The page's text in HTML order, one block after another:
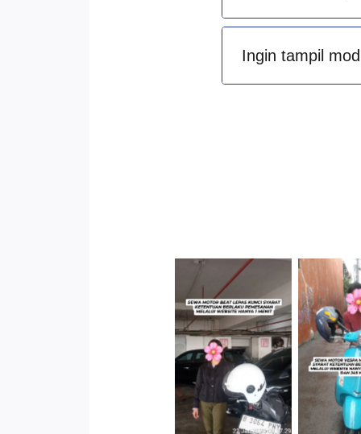
Ingin tampil
Cityplaza
Jatinegara
Gedung Parkir
P6A
Antar